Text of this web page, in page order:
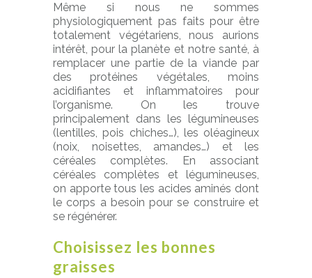
Même si nous ne sommes
physiologiquement pas faits pour être
totalement végétariens, nous aurions
intérêt, pour la planète et notre santé, à
remplacer une partie de la viande par
des protéines végétales, moins
acidifiantes et inflammatoires pour
l’organisme. On les trouve
principalement dans les légumineuses
(lentilles, pois chiches…), les oléagineux
(noix, noisettes, amandes…) et les
céréales complètes. En associant
céréales complètes et légumineuses,
on apporte tous les acides aminés dont
le corps a besoin pour se construire et
se régénérer.
Choisissez les bonnes
graisses